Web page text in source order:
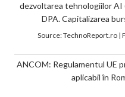
dezvoltarea tehnologiilor
DPA. Capitalizarea
Source:TechnoReport.ro|
ANCOM: Regulamentul UE
aplicabil în